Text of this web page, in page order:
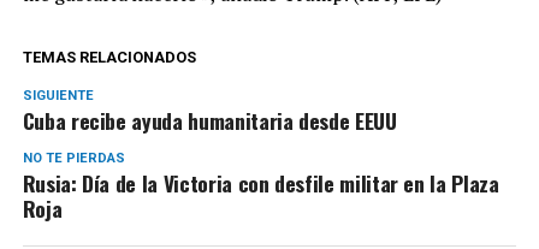
TEMAS RELACIONADOS
SIGUIENTE
Cuba recibe ayuda humanitaria desde EEUU
NO TE PIERDAS
Rusia: Día de la Victoria con desfile militar en la Plaza
Roja